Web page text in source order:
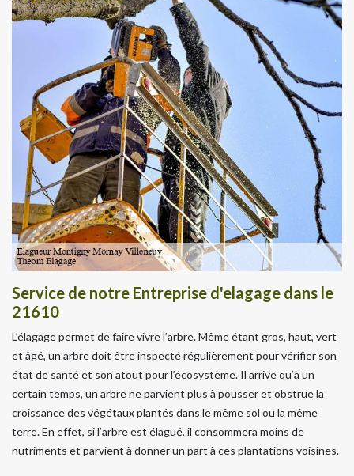
Service de notre Entreprise d'elagage dans le
21610
L’élagage permet de faire vivre l’arbre. Même étant gros, haut, vert
et âgé, un arbre doit être inspecté régulièrement pour vérifier son
état de santé et son atout pour l’écosystème. Il arrive qu’à un
certain temps, un arbre ne parvient plus à pousser et obstrue la
croissance des végétaux plantés dans le même sol ou la même
terre. En effet, si l’arbre est élagué, il consommera moins de
nutriments et parvient à donner un part à ces plantations voisines.